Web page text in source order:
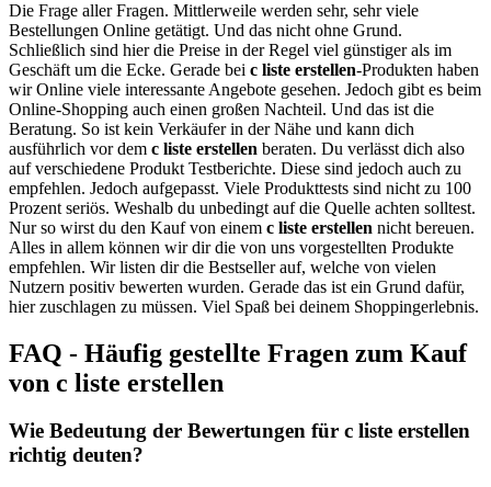
Die Frage aller Fragen. Mittlerweile werden sehr, sehr viele
Bestellungen Online getätigt. Und das nicht ohne Grund.
Schließlich sind hier die Preise in der Regel viel günstiger als im
Geschäft um die Ecke. Gerade bei c liste erstellen-Produkten haben
wir Online viele interessante Angebote gesehen. Jedoch gibt es beim
Online-Shopping auch einen großen Nachteil. Und das ist die
Beratung. So ist kein Verkäufer in der Nähe und kann dich
ausführlich vor dem c liste erstellen beraten. Du verlässt dich also
auf verschiedene Produkt Testberichte. Diese sind jedoch auch zu
empfehlen. Jedoch aufgepasst. Viele Produkttests sind nicht zu 100
Prozent seriös. Weshalb du unbedingt auf die Quelle achten solltest.
Nur so wirst du den Kauf von einem c liste erstellen nicht bereuen.
Alles in allem können wir dir die von uns vorgestellten Produkte
empfehlen. Wir listen dir die Bestseller auf, welche von vielen
Nutzern positiv bewerten wurden. Gerade das ist ein Grund dafür,
hier zuschlagen zu müssen. Viel Spaß bei deinem Shoppingerlebnis.
FAQ - Häufig gestellte Fragen zum Kauf
von c liste erstellen
Wie Bedeutung der Bewertungen für c liste erstellen
richtig deuten?